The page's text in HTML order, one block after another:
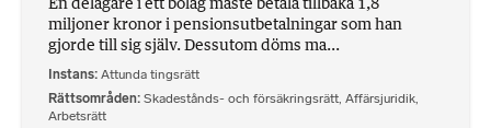
miljoner kronor i pensionsutbetalningar som han
gjorde till sig själv. Dessutom döms ma...
Instans Attunda tingsrätt
Rättsområden Skadestånds- och försäkringsrätt Affärsjuridik
Arbetsrätt